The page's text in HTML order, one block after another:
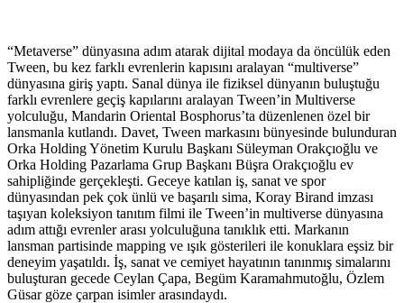
“Metaverse” dünyasına adım atarak dijital modaya da öncülük eden
Tween, bu kez farklı evrenlerin kapısını aralayan “multiverse”
dünyasına giriş yaptı. Sanal dünya ile fiziksel dünyanın buluştuğu
farklı evrenlere geçiş kapılarını aralayan Tween’in Multiverse
yolculuğu, Mandarin Oriental Bosphorus’ta düzenlenen özel bir
lansmanla kutlandı. Davet, Tween markasını bünyesinde bulunduran
Orka Holding Yönetim Kurulu Başkanı Süleyman Orakçıoğlu ve
Orka Holding Pazarlama Grup Başkanı Büşra Orakçıoğlu ev
sahipliğinde gerçekleşti. Geceye katılan iş, sanat ve spor
dünyasından pek çok ünlü ve başarılı sima, Koray Birand imzası
taşıyan koleksiyon tanıtım filmi ile Tween’in multiverse dünyasına
adım attığı evrenler arası yolculuğuna tanıklık etti. Markanın
lansman partisinde mapping ve ışık gösterileri ile konuklara eşsiz bir
deneyim yaşatıldı. İş, sanat ve cemiyet hayatının tanınmış simalarını
buluşturan gecede Ceylan Çapa, Begüm Karamahmutoğlu, Özlem
Güsar göze çarpan isimler arasındaydı.